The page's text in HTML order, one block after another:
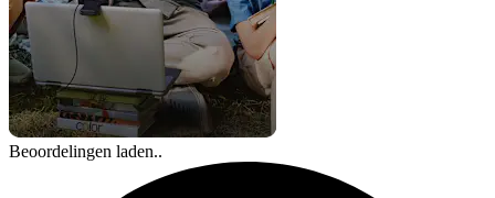
Beoordelingen laden..